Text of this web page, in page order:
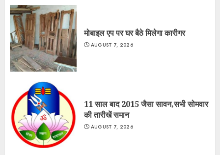
मोबाइल एप पर घर बैठे मिलेगा कारीगर
AUGUST 7, 2026
11 साल बाद 2015 जैसा सावन,सभी सोमवार
की तारीखें समान
AUGUST 7, 2026